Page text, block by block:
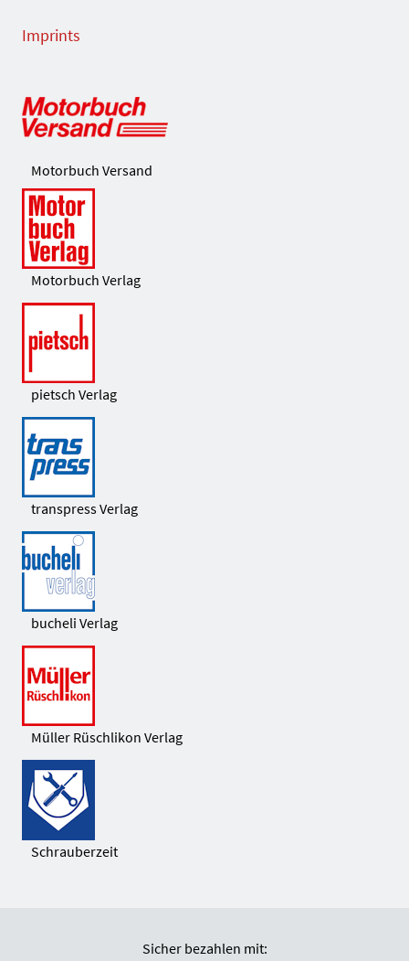
Imprints
Motorbuch Versand
Motorbuch Verlag
pietsch Verlag
transpress Verlag
bucheli Verlag
Müller Rüschlikon Verlag
Schrauberzeit
Sicher bezahlen mit: